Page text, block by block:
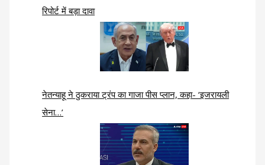
रिपोर्ट में बड़ा दावा
नेतन्याहू ने ठुकराया ट्रंप का गाजा पीस प्लान, कहा- ‘इजरायली
सेना…’